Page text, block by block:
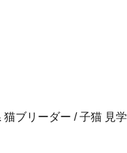
猫ブリーダー / 子猫 見学